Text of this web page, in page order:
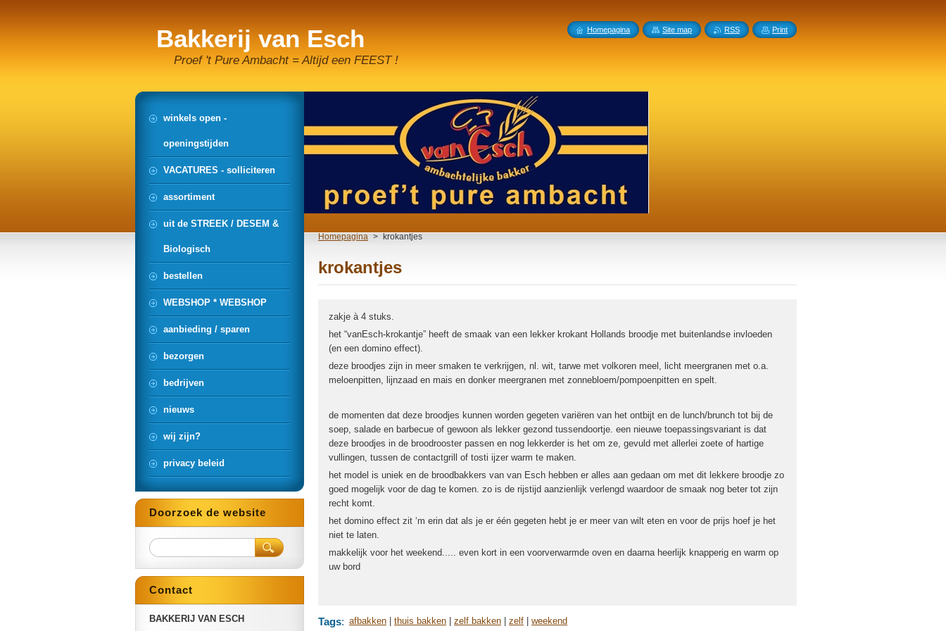
Bakkerij van Esch
Proef 't Pure Ambacht = Altijd een FEEST !
Homepagina > krokantjes
krokantjes
zakje à 4 stuks.
het “vanEsch-krokantje” heeft de smaak van een lekker krokant Hollands broodje met buitenlandse invloeden
(en een domino effect).
deze broodjes zijn in meer smaken te verkrijgen, nl. wit, tarwe met volkoren meel, licht meergranen met o.a.
meloenpitten, lijnzaad en mais en donker meergranen met zonnebloem/pompoenpitten en spelt.
de momenten dat deze broodjes kunnen worden gegeten variëren van het ontbijt en de lunch/brunch tot bij de
soep, salade en barbecue of gewoon als lekker gezond tussendoortje. een nieuwe toepassingsvariant is dat
deze broodjes in de broodrooster passen en nog lekkerder is het om ze, gevuld met allerlei zoete of hartige
vullingen, tussen de contactgrill of tosti ijzer warm te maken.
het model is uniek en de broodbakkers van van Esch hebben er alles aan gedaan om met dit lekkere broodje zo
goed mogelijk voor de dag te komen. zo is de rijstijd aanzienlijk verlengd waardoor de smaak nog beter tot zijn
recht komt.
het domino effect zit ‘m erin dat als je er één gegeten hebt je er meer van wilt eten en voor de prijs hoef je het
niet te laten.
makkelijk voor het weekend..... even kort in een voorverwarmde oven en daarna heerlijk knapperig en warm op
uw bord
Tags: afbakken thuis bakken zelf bakken zelf weekend
winkels open -
openingstijden
VACATURES - solliciteren
assortiment
uit de STREEK / DESEM &
Biologisch
bestellen
WEBSHOP * WEBSHOP
aanbieding / sparen
bezorgen
bedrijven
nieuws
wij zijn?
privacy beleid
Doorzoek de website
Contact
BAKKERIJ VAN ESCH
Homepagina Site map RSS Print